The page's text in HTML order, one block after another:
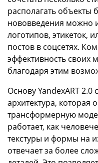
располагать объекты
нововведения можно
логотипов, этикеток,
постов в соцсетях.
эффективность своих
благодаря этим
Основу YandexART 2.0
архитектура, которая
трансформерную
работает, как
текстуры и формы на
отвечает за более